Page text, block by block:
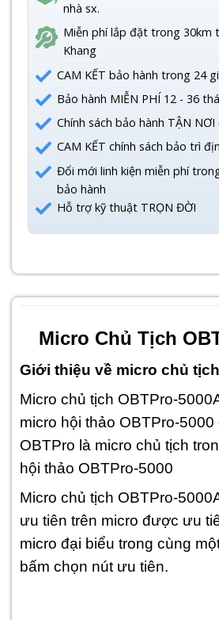
nhà sx.
Miễn phí lắp đặt trong 30km
Khang
CAM KẾT bảo hành trong 24
Bảo hành MIỄN PHÍ 12 - 36
Chính sách bảo hành TẬN NƠI
CAM KẾT chính sách bảo trì
Đổi mới linh kiện miễn phí
bảo hành
Hỗ trợ kỹ thuật TRỌN ĐỜI
Micro Chủ Tịch
Giới thiệu về micro chủ
Micro chủ tịch OBTPro-
micro hội thảo OBTPro-
OBTPro là micro chủ tịch
hội thảo OBTPro-5000
Micro chủ tịch OBTPro-
ưu tiên trên micro được ưu
micro đại biểu trong cùng
bấm chọn nút ưu tiên.